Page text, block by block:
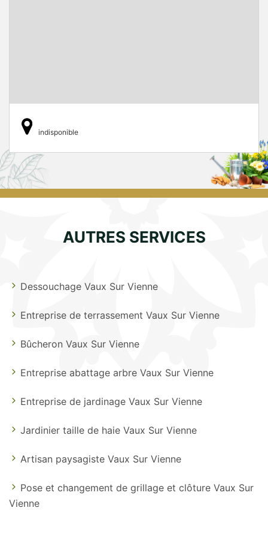
indisponible
AUTRES SERVICES
Dessouchage Vaux Sur Vienne
Entreprise de terrassement Vaux Sur Vienne
Bûcheron Vaux Sur Vienne
Entreprise abattage arbre Vaux Sur Vienne
Entreprise de jardinage Vaux Sur Vienne
Jardinier taille de haie Vaux Sur Vienne
Artisan paysagiste Vaux Sur Vienne
Pose et changement de grillage et clôture Vaux Sur
Vienne